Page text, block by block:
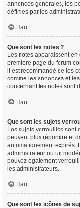
annonces générales, les
définies par les
Haut
Que sont les notes ?
Les notes apparaissent
première page du forum
il est recommandé de les
comme les annonces et
concernant les notes sont
Haut
Que sont les sujets
Les sujets verrouillés sont
peuvent plus répondre et
automatiquement expirés.
administrateur ou un
pouvez également
les administrateurs.
Haut
Que sont les icônes de